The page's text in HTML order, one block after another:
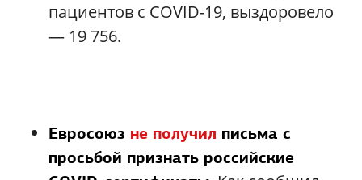
пациентов с COVID-19, выздоровело
— 19 756.
Евросоюз не получил письма с
просьбой признать российские